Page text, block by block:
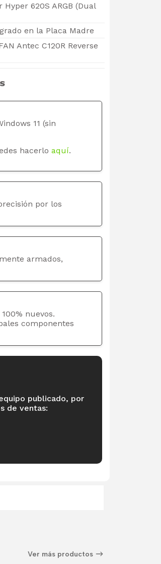
620S ARGB (Dual
en la Placa Madre
Antec C120R Reverse
11 (sin
hacerlo aquí.
por los
armados,
nuevos.
componentes
publicado, por
de ventas:
Ver más productos